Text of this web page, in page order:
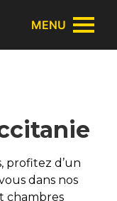
MENU
profitez d’un
dans nos
chambres